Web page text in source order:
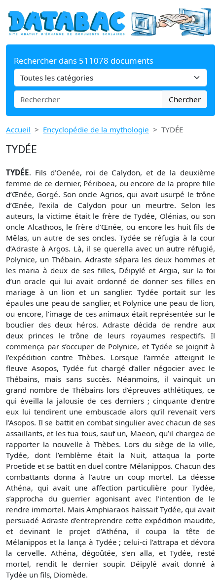
Rechercher dans 511078 documents
Chercher
Accueil Encyclopédie de la mythologie TYDÉE
TYDÉE
TYDÉE. Fils d’Oenée, roi de Calydon, et de la deuxième
femme de ce dernier, Périboea, ou encore de la propre fille
d’Œnée, Gorgé. Son oncle Agrios, qui avait usurpé le trône
d’Œnée, l’exila de Calydon pour un meurtre. Selon les
auteurs, la victime était le frère de Tydée, Olénias, ou son
oncle Alcathoos, le frère d’Œnée, ou encore les huit fils de
Mêlas, un autre de ses oncles. Tydée se réfugia à la cour
d’Adraste à Argos. Là, il se querella avec un autre réfugié,
Polynice, un Thébain. Adraste sépara les deux hommes et
les maria à deux de ses filles, Déipylé et Argia, sur la foi
d’un oracle qui lui avait ordonné de donner ses filles en
mariage à un lion et un sanglier. Tydée portait sur les
épaules une peau de sanglier, et Polynice une peau de lion,
ou encore, l’image de ces animaux était représentée sur le
bouclier des deux héros. Adraste décida de rendre aux
deux princes le trône de leurs royaumes respectifs. Il
commença par s’occuper de Polynice, et Tydée se joignit à
l’expédition contre Thèbes. Lorsque l’armée atteignit le
fleuve Asopos, Tydée fut chargé d’aller négocier avec le
Thébains, mais sans succès. Néanmoins, il vainquit un
grand nombre de Thébains lors d’épreuves athlétiques, ce
qui éveilla la jalousie de ces derniers ; cinquante d’entre
eux lui tendirent une embuscade alors qu’il revenait vers
l’Asopos. Il se battit en combat singulier avec chacun de ses
assaillants, et les tua tous, sauf un, Maeon, qu’il chargea de
rapporter la nouvelle à Thèbes. Lors du siège de la ville,
Tydée, dont l’emblème était la Nuit, attaqua la porte
Proetide et se battit en duel contre Mélanippos. Chacun des
combattants donna à l’autre un coup mortel. La déesse
Athéna, qui avait une affection particulière pour Tydée,
s’approcha du guerrier agonisant avec l’intention de le
rendre immortel. Mais Amphiaraos haïssait Tydée, qui avait
persuadé Adraste d’entreprendre cette expédition maudite,
et devinant le projet d’Athéna, il coupa la tête de
Mélanippos et la lança à Tydée ; celui-ci l’attrapa et dévora
la cervelle. Athéna, dégoûtée, s’en alla, et Tydée, resté
mortel, rendit le dernier soupir. Déipylé avait donné à
Tydée un fils, Diomède.